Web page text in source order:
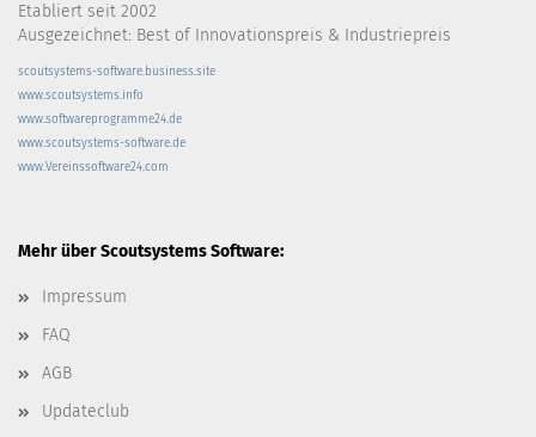
Etabliert seit 2002
Ausgezeichnet: Best of Innovationspreis & Industriepreis
scoutsystems-software.business.site
www.scoutsystems.info
www.softwareprogramme24.de
www.scoutsystems-software.de
www.Vereinssoftware24.com
Mehr über Scoutsystems Software:
Impressum
FAQ
AGB
Updateclub